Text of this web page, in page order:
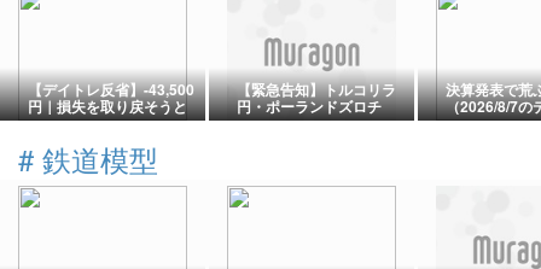
【デイトレ反省】-43,500
円｜損失を取り戻そうと
してルールを破った日
める】
【緊急告知】トルコリラ
円・ポーランドズロチ
円・ハンガリーフォリン
決算発表で荒
（2026/8/7の
ド記録）
# 鉄道模型